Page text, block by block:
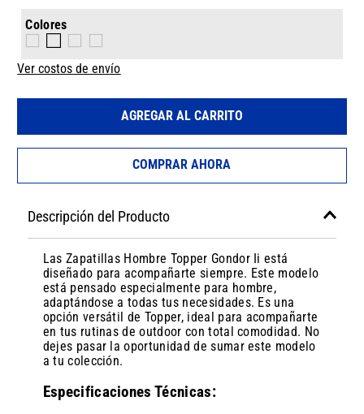
Colores
Ver costos de envío
AGREGAR AL CARRITO
COMPRAR AHORA
Descripción del Producto
Las Zapatillas Hombre Topper Gondor Ii está
diseñado para acompañarte siempre. Este modelo
está pensado especialmente para hombre,
adaptándose a todas tus necesidades. Es una
opción versátil de Topper, ideal para acompañarte
en tus rutinas de outdoor con total comodidad. No
dejes pasar la oportunidad de sumar este modelo
a tu colección.
Especificaciones Técnicas: